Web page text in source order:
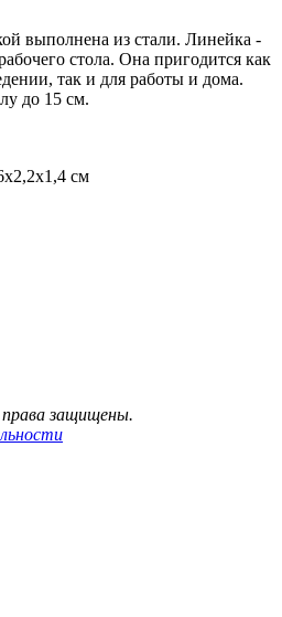
выполнена из стали. Линейка -
стола. Она пригодится как
так и для работы и дома.
до 15 см.
см
права защищены.